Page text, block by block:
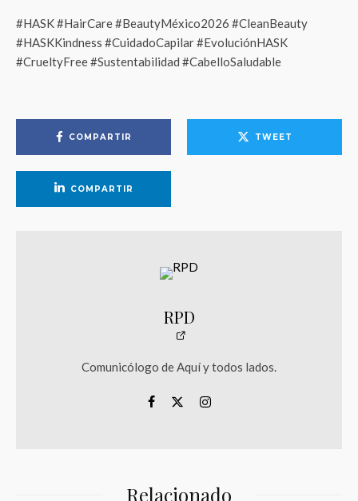
#HASK #HairCare #BeautyMéxico2026 #CleanBeauty
#HASKKindness #CuidadoCapilar #EvoluciónHASK
#CrueltyFree #Sustentabilidad #CabelloSaludable
COMPARTIR TWEET
COMPARTIR
RPD
Comunicólogo de Aquí y todos lados.
Relacionado